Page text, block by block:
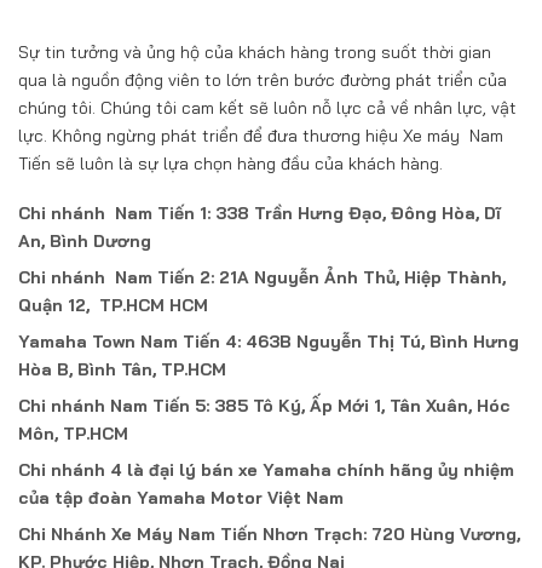
Sự tin tưởng và ủng hộ của khách hàng trong suốt thời gian
qua là nguồn động viên to lớn trên bước đường phát triển của
chúng tôi. Chúng tôi cam kết sẽ luôn nỗ lực cả về nhân lực, vật
lực. Không ngừng phát triển để đưa thương hiệu Xe máy Nam
Tiến sẽ luôn là sự lựa chọn hàng đầu của khách hàng.
Chi nhánh Nam Tiến 1: 338 Trần Hưng Đạo, Đông Hòa, Dĩ
An, Bình Dương
Chi nhánh Nam Tiến 2: 21A Nguyễn Ảnh Thủ, Hiệp Thành,
Quận 12, TP.HCM HCM
Yamaha Town Nam Tiến 4: 463B Nguyễn Thị Tú, Bình Hưng
Hòa B, Bình Tân, TP.HCM
Chi nhánh Nam Tiến 5: 385 Tô Ký, Ấp Mới 1, Tân Xuân, Hóc
Môn, TP.HCM
Chi nhánh 4 là đại lý bán xe Yamaha chính hãng ủy nhiệm
của tập đoàn Yamaha Motor Việt Nam
Chi Nhánh Xe Máy Nam Tiến Nhơn Trạch: 720 Hùng Vương,
KP. Phước Hiệp, Nhơn Trạch, Đồng Nai